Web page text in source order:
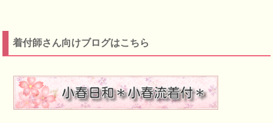
着付師さん向けブログはこちら